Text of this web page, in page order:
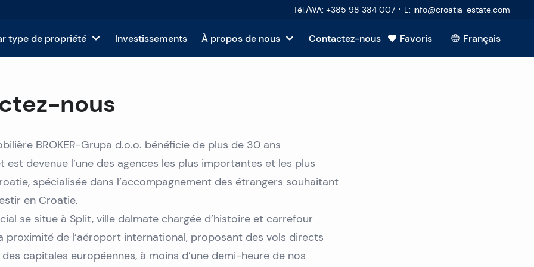
Tél./WA: +385 98 384 007 · E: info@croatia-estate.com
Propriétés à vendre sur Ciovo
Propriétés à vendre sur Solta
Propriétés à vendre sur Korcula
Propriétés à vendre sur Vis
Propriétés à vendre à Dubrovnik
Propriétés à vendre à Zadar
Propriétés à vendre à Makarska
Propriétés à vendre à Rogoznica
Propriétés à vendre à Rijeka
Propriétés à vendre à Opatija
Propriétés à vendre à Porec
Propriétés à vendre à Rovinj
Propriétés à vendre à Zagreb
type de propriété
vendre en Croatie
en Croatie
à vendre en Croatie
Croatie
Investissements À propos de nous
Guide du vendeur
Ajoutez votre immobilier
Questions fréquemment posées
Contactez-nous Favoris Français
nous
BROKER-Grupa d.o.o. bénéficie de plus de 30 ans
est devenue l’une des agences les plus importantes et les plus
spécialisée dans l’accompagnement des étrangers souhaitant
en Croatie.
se situe à Split, ville dalmate chargée d’histoire et carrefour
proximité de l’aéroport international, proposant des vols directs
capitales européennes, à moins d’une demi-heure de nos